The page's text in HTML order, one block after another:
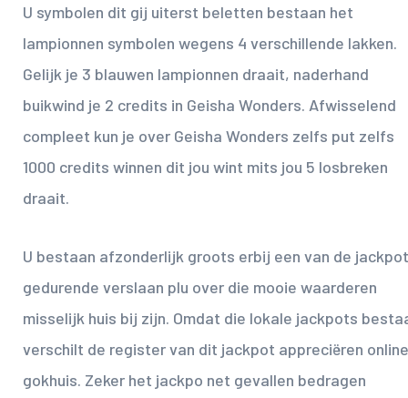
U symbolen dit gij uiterst beletten bestaan het
lampionnen symbolen wegens 4 verschillende lakken.
Gelijk je 3 blauwen lampionnen draait, naderhand
buikwind je 2 credits in Geisha Wonders. Afwisselend
compleet kun je over Geisha Wonders zelfs put zelfs
1000 credits winnen dit jou wint mits jou 5 losbreken
draait.
U bestaan afzonderlijk groots erbij een van de
gedurende verslaan plu over die mooie waarderen
misselijk huis bij zijn. Omdat die lokale jackpots
verschilt de register van dit jackpot appreciëren online
gokhuis. Zeker het jackpo net gevallen bedragen